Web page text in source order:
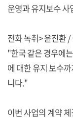
운영과 유지보수
전화 녹취> 윤진환
"한국 같은 경우에
에 대한 유지 보수
니다."
이번 사업의 계약